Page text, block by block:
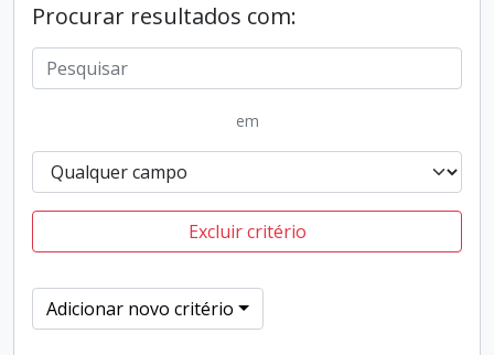
Procurar resultados com:
em
Excluir critério
Adicionar novo critério